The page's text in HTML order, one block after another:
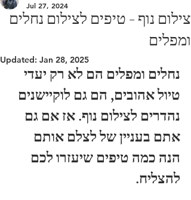
צילום נוף - טיפים לצילום נחלים
ומפלים
Jul 27, 2024
Updated: Jan 28, 2025
נחלים ומפלים הם לא רק יעדי
טיול אהובים, הם גם לוקיישנים
נהדרים לצילום נוף. אז אם גם
אתם בעניין של לצלם אותם
הנה כמה טיפים שיעזרו לכם
להצליח.